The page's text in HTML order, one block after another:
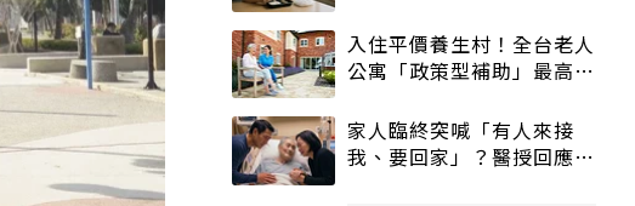
入住平價養生村！全台老人
公寓「政策型補助」最高打
家人臨終突喊「有人來接
我、要回家」？醫授回應方